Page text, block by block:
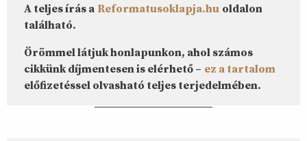
A teljes írás a Reformatusoklapja.hu oldalon
található.
Örömmel látjuk honlapunkon, ahol számos
cikkünk díjmentesen is elérhető – ez a tartalom
előfizetéssel olvasható teljes terjedelmében.